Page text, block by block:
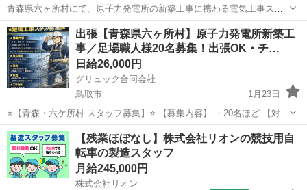
青森県六ヶ所村にて、原子力発電所の新築工事に携わる電気工事スタ
ッフ・協力会社様を募集しております。 長期案件（約２年）となり、
安定して稼働いただける環境です。 チームでの応募も大歓迎です！ ⚠️
今回未経験者は募集し...
鳥取 鳥取市 建築 電気工事士
出張【青森県六ヶ所村】原子力発電所新築工
事／足場職人様20名募集！出張OK・チ…
日給26,000円
グリュック合同会社
鳥取市
1月23日
⭐️【青森・六ケ所村 スタッフ募集】⭐️ 【募集内容】 ・20名ほど 【対応
期間】 ～2027年3月まで（延長の可能性あり） 【単価】 ～26,000円／
日（経験に応じて要相談） ＋ 六ケ所村までの...
鳥取 鳥取市 その他 足場
【残業ほぼなし】株式会社リオンの競技用自
転車の製造スタッフ
月給245,000円
株式会社リオン